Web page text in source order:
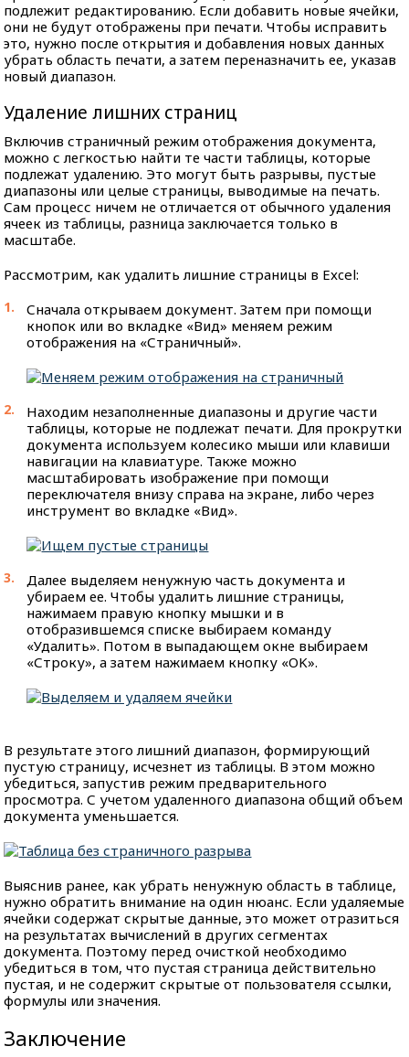
подлежит редактированию. Если добавить новые ячейки,
они не будут отображены при печати. Чтобы исправить
это, нужно после открытия и добавления новых данных
убрать область печати, а затем переназначить ее, указав
новый диапазон.
Удаление лишних страниц
Включив страничный режим отображения документа,
можно с легкостью найти те части таблицы, которые
подлежат удалению. Это могут быть разрывы, пустые
диапазоны или целые страницы, выводимые на печать.
Сам процесс ничем не отличается от обычного удаления
ячеек из таблицы, разница заключается только в
масштабе.
Рассмотрим, как удалить лишние страницы в Excel:
Сначала открываем документ. Затем при помощи
кнопок или во вкладке «Вид» меняем режим
отображения на «Страничный».
Находим незаполненные диапазоны и другие части
таблицы, которые не подлежат печати. Для прокрутки
документа используем колесико мыши или клавиши
навигации на клавиатуре. Также можно
масштабировать изображение при помощи
переключателя внизу справа на экране, либо через
инструмент во вкладке «Вид».
Далее выделяем ненужную часть документа и
убираем ее. Чтобы удалить лишние страницы,
нажимаем правую кнопку мышки и в
отобразившемся списке выбираем команду
«Удалить». Потом в выпадающем окне выбираем
«Строку», а затем нажимаем кнопку «OK».
В результате этого лишний диапазон, формирующий
пустую страницу, исчезнет из таблицы. В этом можно
убедиться, запустив режим предварительного
просмотра. С учетом удаленного диапазона общий объем
документа уменьшается.
Выяснив ранее, как убрать ненужную область в таблице,
нужно обратить внимание на один нюанс. Если удаляемые
ячейки содержат скрытые данные, это может отразиться
на результатах вычислений в других сегментах
документа. Поэтому перед очисткой необходимо
убедиться в том, что пустая страница действительно
пустая, и не содержит скрытые от пользователя ссылки,
формулы или значения.
Заключение